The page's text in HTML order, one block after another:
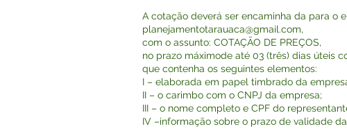
A cotação deverá ser encaminha da para o
planejamentotarauaca@gmail.com,
com o assunto: COTAÇÃO DE PREÇOS,
no prazo máximode até 03 (três) dias úteis
que contenha os seguintes elementos:
I – elaborada em papel timbrado da
II – o carimbo com o CNPJ da empresa;
III – o nome completo e CPF do
IV –informação sobre o prazo de validade